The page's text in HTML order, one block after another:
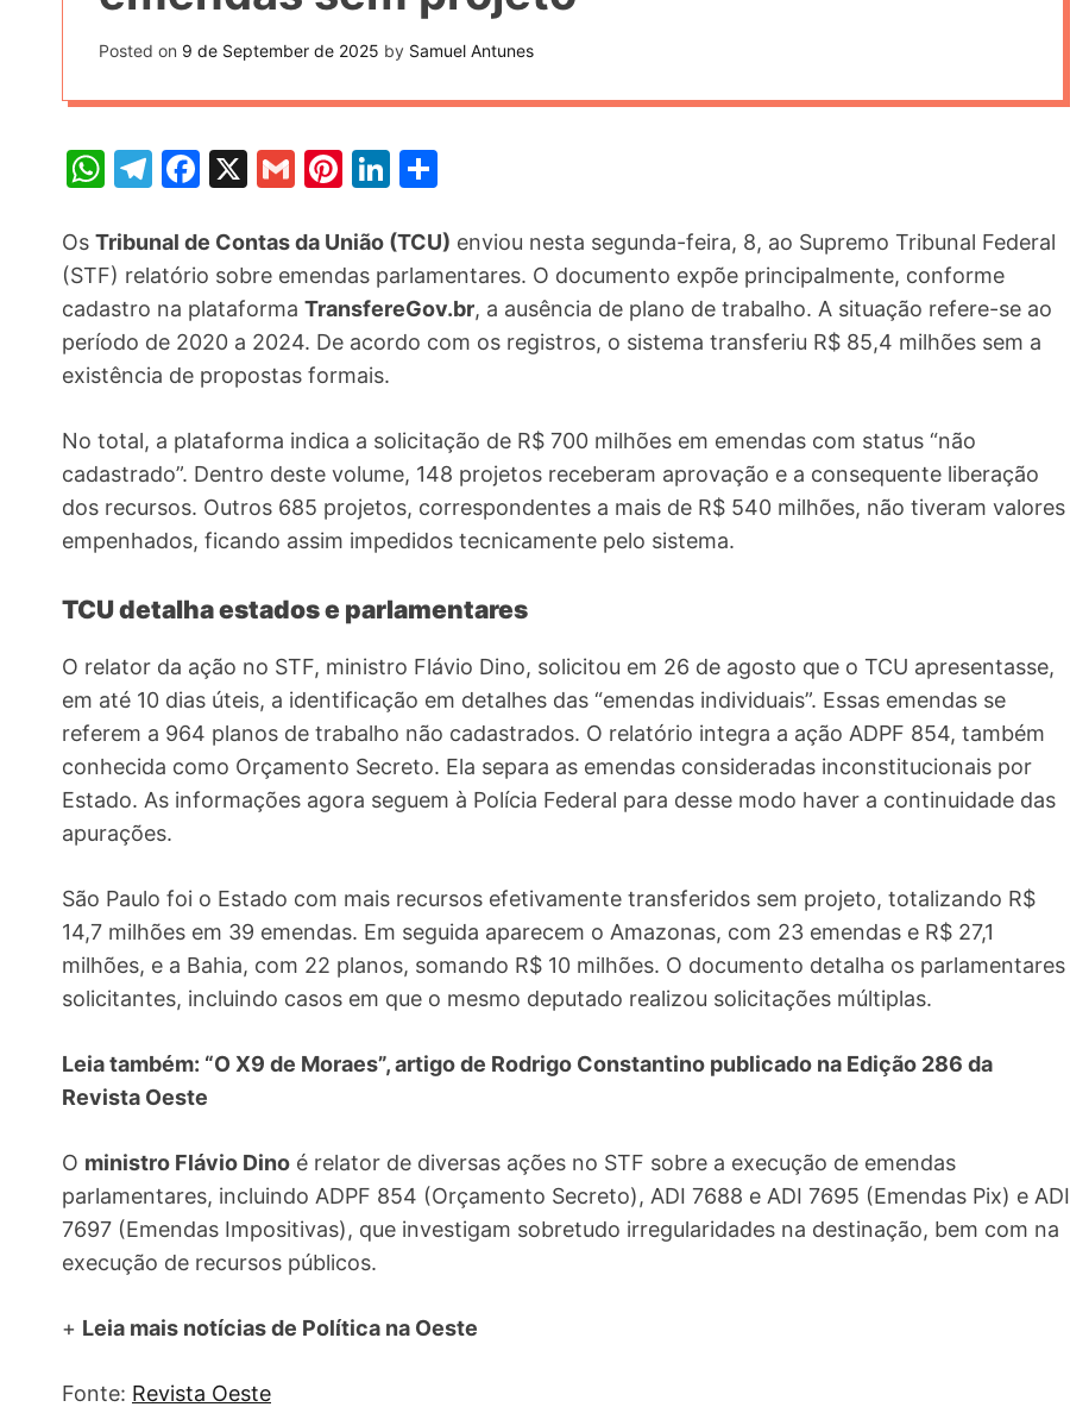
Posted on 9 de September de 2025 by Samuel Antunes
W
at
s
A
p
p
T
e
gr
a
m
F
c
e
b
o
o
k
X
G
ai
l
Pi
er
e
st
Li
k
e
dI
n
ar
e
Os Tribunal de Contas da União (TCU) enviou nesta segunda-feira, 8, ao Supremo Tribunal Federal
(STF) relatório sobre emendas parlamentares. O documento expõe principalmente, conforme
cadastro na plataforma TransfereGov.br, a ausência de plano de trabalho. A situação refere-se ao
período de 2020 a 2024. De acordo com os registros, o sistema transferiu R$ 85,4 milhões sem a
existência de propostas formais.
No total, a plataforma indica a solicitação de R$ 700 milhões em emendas com status “não
cadastrado”. Dentro deste volume, 148 projetos receberam aprovação e a consequente liberação
dos recursos. Outros 685 projetos, correspondentes a mais de R$ 540 milhões, não tiveram valores
empenhados, ficando assim impedidos tecnicamente pelo sistema.
TCU detalha estados e parlamentares
O relator da ação no STF, ministro Flávio Dino, solicitou em 26 de agosto que o TCU apresentasse,
em até 10 dias úteis, a identificação em detalhes das “emendas individuais”. Essas emendas se
referem a 964 planos de trabalho não cadastrados. O relatório integra a ação ADPF 854, também
conhecida como Orçamento Secreto. Ela separa as emendas consideradas inconstitucionais por
Estado. As informações agora seguem à Polícia Federal para desse modo haver a continuidade das
apurações.
São Paulo foi o Estado com mais recursos efetivamente transferidos sem projeto, totalizando R$
14,7 milhões em 39 emendas. Em seguida aparecem o Amazonas, com 23 emendas e R$ 27,1
milhões, e a Bahia, com 22 planos, somando R$ 10 milhões. O documento detalha os parlamentares
solicitantes, incluindo casos em que o mesmo deputado realizou solicitações múltiplas.
Leia também: “O X9 de Moraes”, artigo de Rodrigo Constantino publicado na Edição 286 da
Revista Oeste
O ministro Flávio Dino é relator de diversas ações no STF sobre a execução de emendas
parlamentares, incluindo ADPF 854 (Orçamento Secreto), ADI 7688 e ADI 7695 (Emendas Pix) e ADI
7697 (Emendas Impositivas), que investigam sobretudo irregularidades na destinação, bem com na
execução de recursos públicos.
+ Leia mais notícias de Política na Oeste
Fonte: Revista Oeste